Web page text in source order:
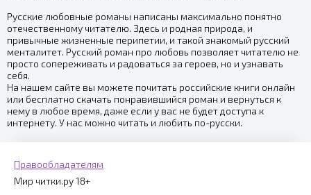
Русские любовные романы написаны максимально понятно
отечественному читателю. Здесь и родная природа, и
привычные жизненные перипетии, и такой знакомый русский
менталитет. Русский роман про любовь позволяет читателю не
просто сопереживать и радоваться за героев, но и узнавать
себя.
На нашем сайте вы можете почитать российские книги онлайн
или бесплатно скачать понравившийся роман и вернуться к
нему в любое время, даже если у вас не будет доступа к
интернету. У нас можно читать и любить по-русски.
Правообладателям
Мир читки.ру 18+